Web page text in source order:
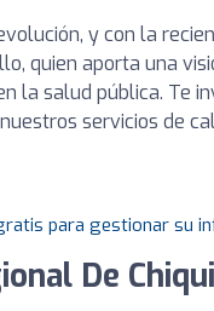
y con la
quien aporta una
la salud pública. Te
servicios de
para gestionar su
De